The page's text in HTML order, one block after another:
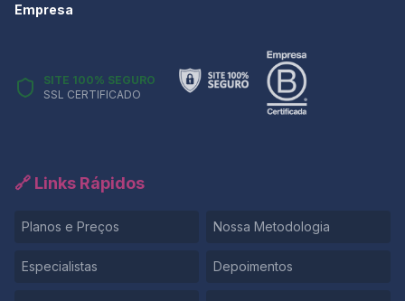
Empresa
SITE 100% SEGURO
SSL CERTIFICADO
🔗 Links Rápidos
Planos e Preços Nossa Metodologia
Especialistas Depoimentos